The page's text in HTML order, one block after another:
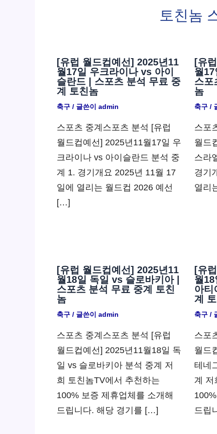
토친놈
[유럽 월드컵예선] 2025년11
월17일 우크라이나 vs 아이
슬란드 | 스포츠 분석 무료 중
계 토친놈
축구 / 글쓴이 admin
스포츠 중계스포츠 분석 [유럽
월드컵예선] 2025년11월17일 우
크라이나 vs 아이슬란드 분석 중
계 1. 경기개요 2025년 11월 17
일에 열리는 월드컵 2026 예선
[…]
[유
월
스포
놈
축구/
스포
월드
스라
경기
열리
[유럽 월드컵예선] 2025년11
월18일 독일 vs 슬로바키아 |
스포츠 분석 무료 중계 토친
놈
축구 / 글쓴이 admin
스포츠 중계스포츠 분석 [유럽
월드컵예선] 2025년11월18일 독
일 vs 슬로바키아 분석 중계 저
희 토친놈TV에서 추천하는
100% 보증 제휴업체를 소개해
드립니다. 해당 경기를 […]
[유
월
아티
계
축구/
스포
월드
테네
계 저
드립